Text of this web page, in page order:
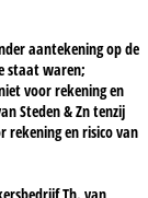
aantekening op de
staat waren;
voor rekening en
Steden & Zn tenzij
rekening en risico van